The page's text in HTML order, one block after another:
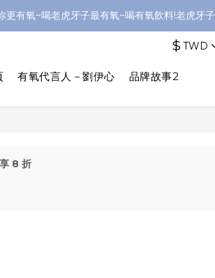
有氧~喝老虎牙子最有氧~喝有氧飲料!老虎牙子
$ TWD
有氧代言人－劉伊心 品牌故事2
8 折